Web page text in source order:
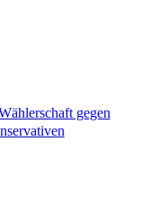
gegen